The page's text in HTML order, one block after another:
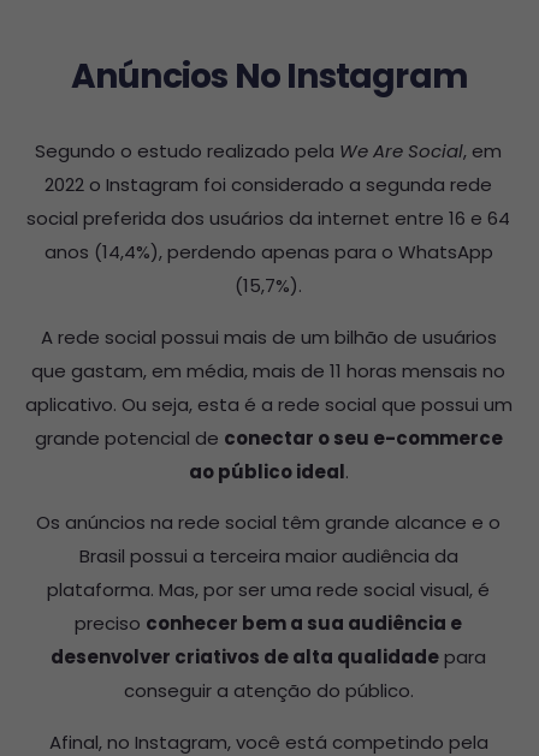
Anúncios No Instagram
Segundo o estudo realizado pela We Are Social, em
2022 o Instagram foi considerado a segunda rede
social preferida dos usuários da internet entre 16 e 64
anos (14,4%), perdendo apenas para o WhatsApp
(15,7%).
A rede social possui mais de um bilhão de usuários
que gastam, em média, mais de 11 horas mensais no
aplicativo. Ou seja, esta é a rede social que possui um
grande potencial de conectar o seu e-commerce
ao público ideal.
Os anúncios na rede social têm grande alcance e o
Brasil possui a terceira maior audiência da
plataforma. Mas, por ser uma rede social visual, é
preciso conhecer bem a sua audiência e
desenvolver criativos de alta qualidadepara
conseguir a atenção do público.
Afinal, no Instagram, você está competindo pela